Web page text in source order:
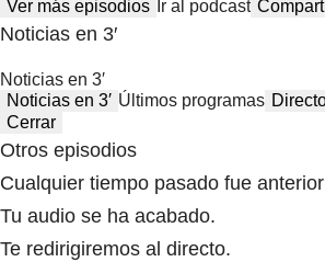
Ver más episodios Ir al podcast
Noticias en 3′
Noticias en 3′
Noticias en 3′ Últimos programas
Cerrar
Otros episodios
Cualquier tiempo pasado fue anterior
Tu audio se ha acabado.
Te redirigiremos al directo.